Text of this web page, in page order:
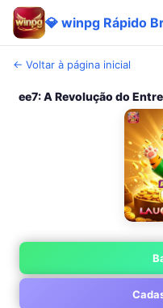
← Voltar à página inicial
ee7: A Revolução do